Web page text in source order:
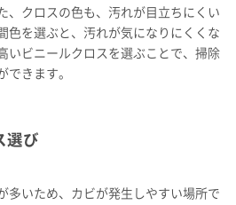
、クロスの色も、汚れが目立ちにくい
色を選ぶと、汚れが気になりにくくな
いビニールクロスを選ぶことで、掃除
できます。
選び
多いため、カビが発生しやすい場所で